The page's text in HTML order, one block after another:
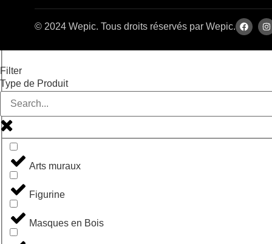
© 2024 Wepic. Tous droits réservés par Wepic.
Filter
Type de Produit
Arts muraux
Figurine
Masques en Bois